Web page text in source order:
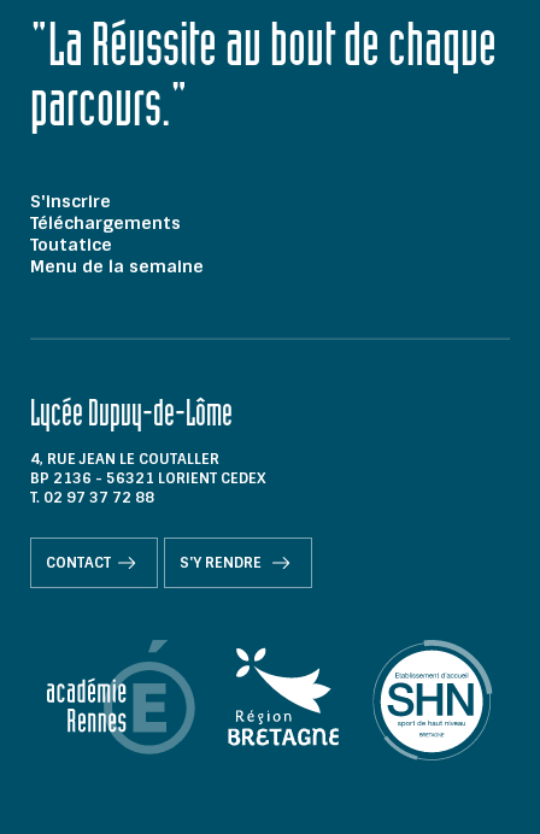
"La Réussite au bout de chaque
parcours."
S'inscrire
Téléchargements
Toutatice
Menu de la semaine
Lycée Dupuy-de-Lôme
4, RUE JEAN LE COUTALLER
BP 2136 - 56321 LORIENT CEDEX
T. 02 97 37 72 88
CONTACT S'Y RENDRE